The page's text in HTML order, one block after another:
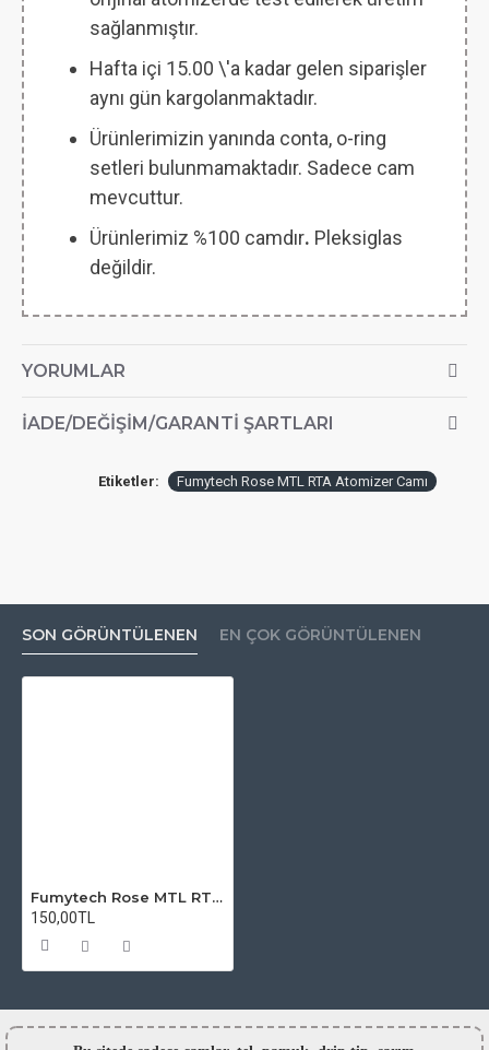
sağlanmıştır.
Hafta içi 15.00 \'a kadar gelen siparişler
aynı gün kargolanmaktadır.
Ürünlerimizin yanında conta, o-ring
setleri bulunmamaktadır. Sadece cam
mevcuttur.
Ürünlerimiz %100 camdır. Pleksiglas
değildir.
YORUMLAR
İADE/DEĞIŞIM/GARANTI ŞARTLARI
Etiketler: Fumytech Rose MTL RTA Atomizer Camı
SON GÖRÜNTÜLENEN EN ÇOK GÖRÜNTÜLENEN
Fumytech Rose MTL RTA Atomizer Camı
150,00TL